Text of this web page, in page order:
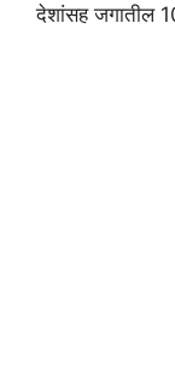
देशांसह जगातील